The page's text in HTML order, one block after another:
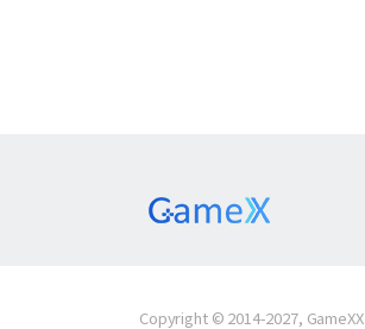
Copyright © 2014-2027, GameXX